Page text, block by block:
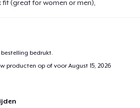
(great for women or men),
bedrukt.
producten op of voorAugust 15, 2026